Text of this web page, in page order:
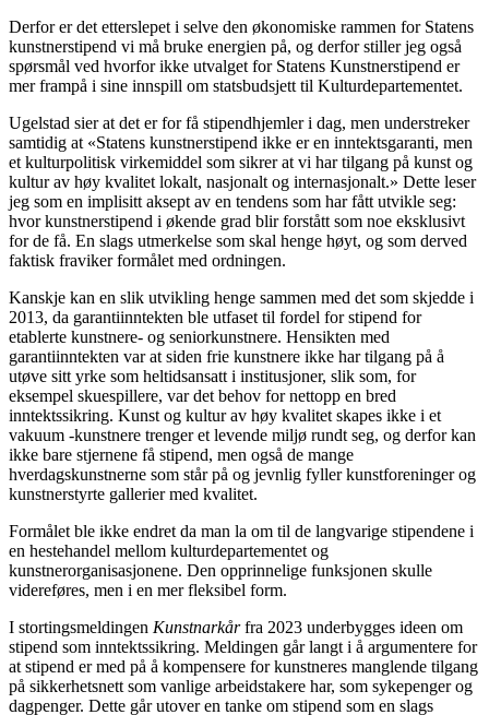
Derfor er det etterslepet i selve den økonomiske rammen for Statens
kunstnerstipend vi må bruke energien på, og derfor stiller jeg også
spørsmål ved hvorfor ikke utvalget for Statens Kunstnerstipend er
mer frampå i sine innspill om statsbudsjett til Kulturdepartementet.
Ugelstad sier at det er for få stipendhjemler i dag, men understreker
samtidig at «Statens kunstnerstipend ikke er en inntektsgaranti, men
et kulturpolitisk virkemiddel som sikrer at vi har tilgang på kunst og
kultur av høy kvalitet lokalt, nasjonalt og internasjonalt.» Dette leser
jeg som en implisitt aksept av en tendens som har fått utvikle seg:
hvor kunstnerstipend i økende grad blir forstått som noe eksklusivt
for de få. En slags utmerkelse som skal henge høyt, og som derved
faktisk fraviker formålet med ordningen.
Kanskje kan en slik utvikling henge sammen med det som skjedde i
2013, da garantiinntekten ble utfaset til fordel for stipend for
etablerte kunstnere- og seniorkunstnere. Hensikten med
garantiinntekten var at siden frie kunstnere ikke har tilgang på å
utøve sitt yrke som heltidsansatt i institusjoner, slik som, for
eksempel skuespillere, var det behov for nettopp en bred
inntektssikring. Kunst og kultur av høy kvalitet skapes ikke i et
vakuum -kunstnere trenger et levende miljø rundt seg, og derfor kan
ikke bare stjernene få stipend, men også de mange
hverdagskunstnerne som står på og jevnlig fyller kunstforeninger og
kunstnerstyrte gallerier med kvalitet.
Formålet ble ikke endret da man la om til de langvarige stipendene i
en hestehandel mellom kulturdepartementet og
kunstnerorganisasjonene. Den opprinnelige funksjonen skulle
videreføres, men i en mer fleksibel form.
I stortingsmeldingen Kunstnarkårfra 2023 underbygges ideen om
stipend som inntektssikring. Meldingen går langt i å argumentere for
at stipend er med på å kompensere for kunstneres manglende tilgang
på sikkerhetsnett som vanlige arbeidstakere har, som sykepenger og
dagpenger. Dette går utover en tanke om stipend som en slags